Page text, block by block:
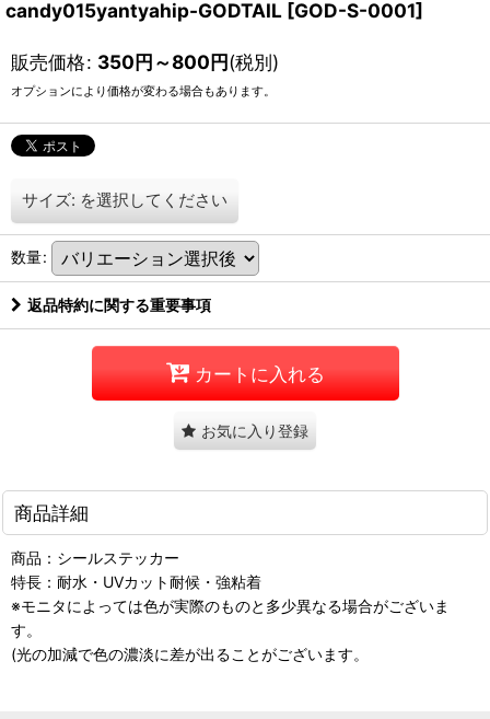
candy015yantyahip-GODTAIL [GOD-S-0001]
販売価格: 350円～800円(税別)
オプションにより価格が変わる場合もあります。
サイズ: を選択してください
数量:
返品特約に関する重要事項
カートに入れる
お気に入り登録
商品詳細
商品：シールステッカー
特長：耐水・UVカット耐候・強粘着
※モニタによっては色が実際のものと多少異なる場合がございま
す。
(光の加減で色の濃淡に差が出ることがございます。